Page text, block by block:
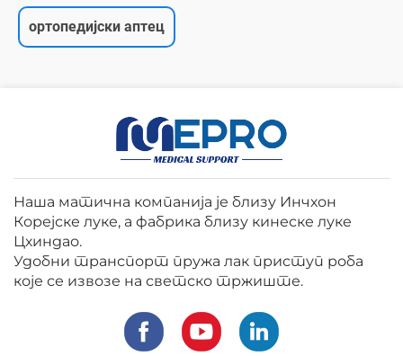
ортопедијски аптец
Наша матична компанија је близу Инчхон
Корејске луке, а фабрика близу кинеске луке
Цхиндао.
Удобни транспорт пружа лак приступ роба
које се извозе на светско тржиште.